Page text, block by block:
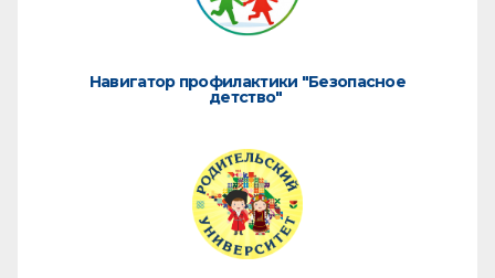
Навигатор профилактики "Безопасное
детство"